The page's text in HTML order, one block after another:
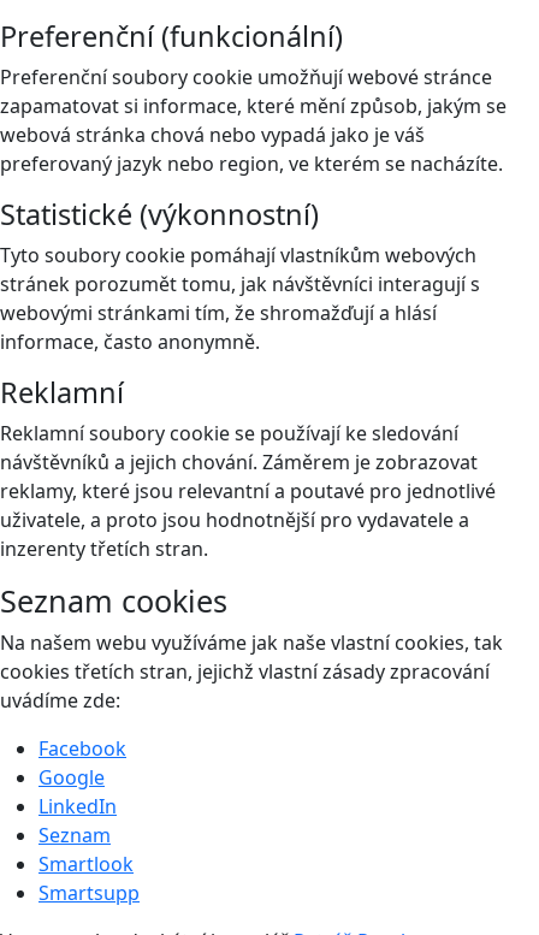
Preferenční (funkcionální)
Preferenční soubory cookie umožňují webové stránce
zapamatovat si informace, které mění způsob, jakým se
webová stránka chová nebo vypadá jako je váš
preferovaný jazyk nebo region, ve kterém se nacházíte.
Statistické (výkonnostní)
Tyto soubory cookie pomáhají vlastníkům webových
stránek porozumět tomu, jak návštěvníci interagují s
webovými stránkami tím, že shromažďují a hlásí
informace, často anonymně.
Reklamní
Reklamní soubory cookie se používají ke sledování
návštěvníků a jejich chování. Záměrem je zobrazovat
reklamy, které jsou relevantní a poutavé pro jednotlivé
uživatele, a proto jsou hodnotnější pro vydavatele a
inzerenty třetích stran.
Seznam cookies
Na našem webu využíváme jak naše vlastní cookies, tak
cookies třetích stran, jejichž vlastní zásady zpracování
uvádíme zde:
Facebook
Google
LinkedIn
Seznam
Smartlook
Smartsupp